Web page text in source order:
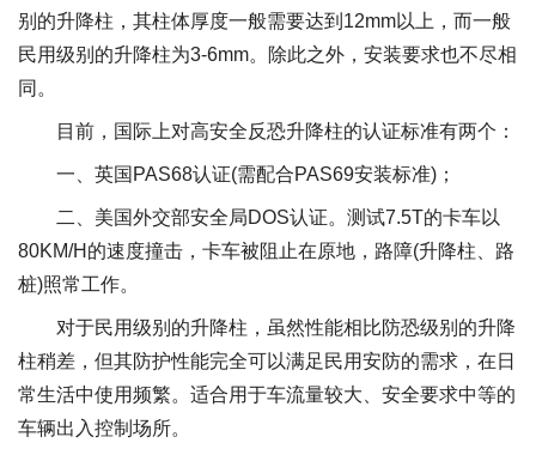
别的升降柱，其柱体厚度一般需要达到12mm以上，而一般
民用级别的升降柱为3-6mm。除此之外，安装要求也不尽相
同。
目前，国际上对高安全反恐升降柱的认证标准有两个：
一、英国PAS68认证(需配合PAS69安装标准)；
二、美国外交部安全局DOS认证。测试7.5T的卡车以
80KM/H的速度撞击，卡车被阻止在原地，路障(升降柱、路
桩)照常工作。
对于民用级别的升降柱，虽然性能相比防恐级别的升降
柱稍差，但其防护性能完全可以满足民用安防的需求，在日
常生活中使用频繁。适合用于车流量较大、安全要求中等的
车辆出入控制场所。